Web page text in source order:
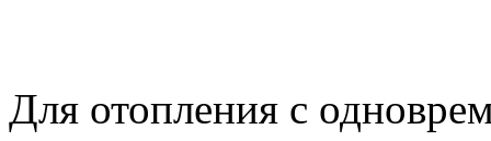
Для отопления с